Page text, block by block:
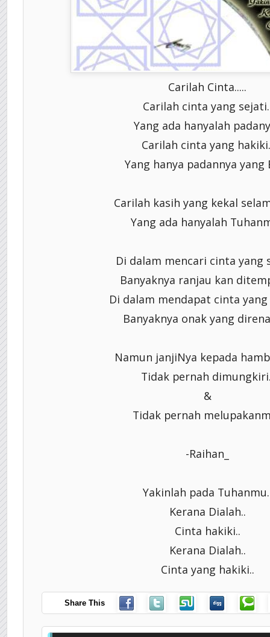
Carilah Cinta.....
Carilah cinta yang
Yang ada hanyalah
Carilah cinta yang
Yang hanya padannya yang
Carilah kasih yang kekal
Yang ada hanyalah
Di dalam mencari cinta yang
Banyaknya ranjau kan
Di dalam mendapat cinta yang
Banyaknya onak yang
Namun janjiNya kepada
Tidak pernah
&
Tidak pernah
-Raihan_
Yakinlah pada
Kerana Dialah..
Cinta hakiki..
Kerana Dialah..
Cinta yang hakiki..
Share This